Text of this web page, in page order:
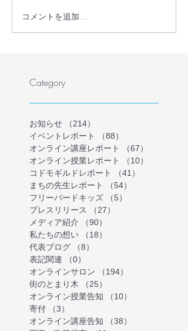
【プレスリリース】学校
に行かない・行けない子
コメントを追加…
Category
お知らせ （214）
イベントレポート
（88）
オンライン講座レポート
（67）
オンライン授業レポート
（10）
コドモギルドレポート
（41）
まちの先生レポート
（54）
フリーバードキッズ
（5）
プレスリリース
（27）
メディア紹介
（90）
私たちの想い
（18）
代表ブログ
（8）
表記関連
（0）
オンラインサロン
（194）
街のとまり木
（25）
オンライン授業告知
（10）
寄付
（3）
オンライン講座告知
（38）